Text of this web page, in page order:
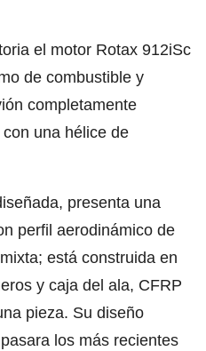
el motor Rotax 912iSc
de combustible y
completamente
una hélice de
presenta una
perfil aerodinámico de
está construida en
y caja del ala, CFRP
pieza. Su diseño
los más recientes